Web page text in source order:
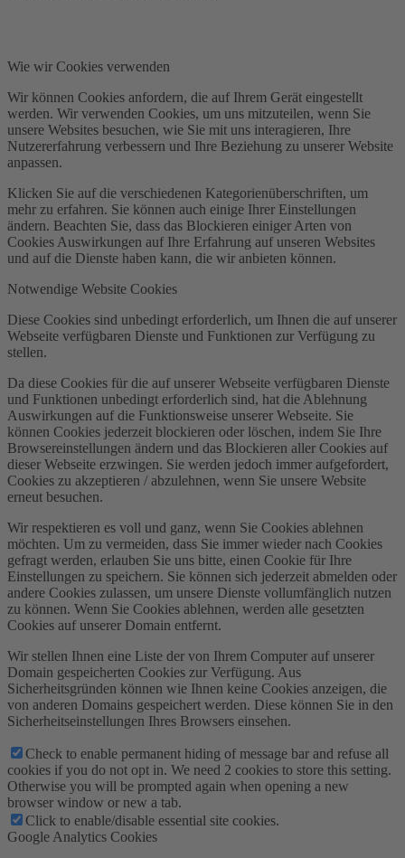
Wie wir Cookies verwenden
Wir können Cookies anfordern, die auf Ihrem Gerät eingestellt
werden. Wir verwenden Cookies, um uns mitzuteilen, wenn Sie
unsere Websites besuchen, wie Sie mit uns interagieren, Ihre
Nutzererfahrung verbessern und Ihre Beziehung zu unserer Website
anpassen.
Klicken Sie auf die verschiedenen Kategorienüberschriften, um
mehr zu erfahren. Sie können auch einige Ihrer Einstellungen
ändern. Beachten Sie, dass das Blockieren einiger Arten von
Cookies Auswirkungen auf Ihre Erfahrung auf unseren Websites
und auf die Dienste haben kann, die wir anbieten können.
Notwendige Website Cookies
Diese Cookies sind unbedingt erforderlich, um Ihnen die auf unserer
Webseite verfügbaren Dienste und Funktionen zur Verfügung zu
stellen.
Da diese Cookies für die auf unserer Webseite verfügbaren Dienste
und Funktionen unbedingt erforderlich sind, hat die Ablehnung
Auswirkungen auf die Funktionsweise unserer Webseite. Sie
können Cookies jederzeit blockieren oder löschen, indem Sie Ihre
Browsereinstellungen ändern und das Blockieren aller Cookies auf
dieser Webseite erzwingen. Sie werden jedoch immer aufgefordert,
Cookies zu akzeptieren / abzulehnen, wenn Sie unsere Website
erneut besuchen.
Wir respektieren es voll und ganz, wenn Sie Cookies ablehnen
möchten. Um zu vermeiden, dass Sie immer wieder nach Cookies
gefragt werden, erlauben Sie uns bitte, einen Cookie für Ihre
Einstellungen zu speichern. Sie können sich jederzeit abmelden oder
andere Cookies zulassen, um unsere Dienste vollumfänglich nutzen
zu können. Wenn Sie Cookies ablehnen, werden alle gesetzten
Cookies auf unserer Domain entfernt.
Wir stellen Ihnen eine Liste der von Ihrem Computer auf unserer
Domain gespeicherten Cookies zur Verfügung. Aus
Sicherheitsgründen können wie Ihnen keine Cookies anzeigen, die
von anderen Domains gespeichert werden. Diese können Sie in den
Sicherheitseinstellungen Ihres Browsers einsehen.
Check to enable permanent hiding of message bar and refuse all
cookies if you do not opt in. We need 2 cookies to store this setting.
Otherwise you will be prompted again when opening a new
browser window or new a tab.
Click to enable/disable essential site cookies.
Google Analytics Cookies